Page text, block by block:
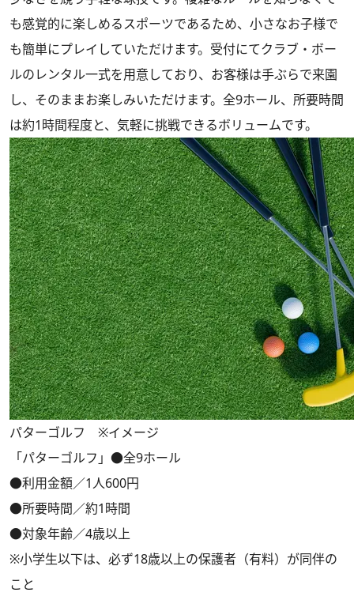
も感覚的に楽しめるスポーツであるため、小さなお子様で
も簡単にプレイしていただけます。受付にてクラブ・ボー
ルのレンタル一式を用意しており、お客様は手ぶらで来園
し、そのままお楽しみいただけます。全9ホール、所要時間
は約1時間程度と、気軽に挑戦できるボリュームです。
パターゴルフ ※イメージ
「パターゴルフ」●全9ホール
●利用金額／1人600円
●所要時間／約1時間
●対象年齢／4歳以上
※小学生以下は、必ず18歳以上の保護者（有料）が同伴の
こと